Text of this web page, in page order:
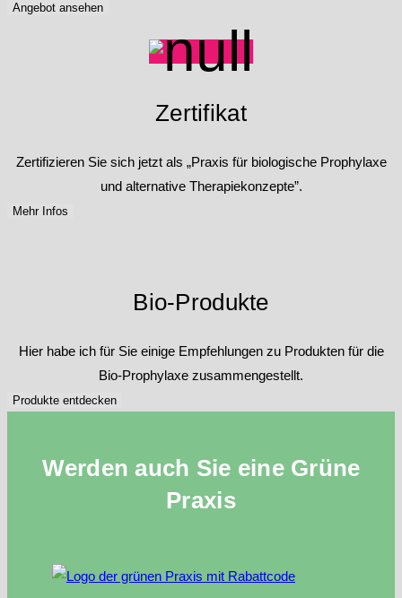
Angebot ansehen
Zertifikat
Zertifizieren Sie sich jetzt als „Praxis für biologische Prophylaxe
und alternative Therapiekonzepte”.
Mehr Infos
Bio-Produkte
Hier habe ich für Sie einige Empfehlungen zu Produkten für die
Bio-Prophylaxe zusammengestellt.
Produkte entdecken
Werden auch Sie eine Grüne
Praxis